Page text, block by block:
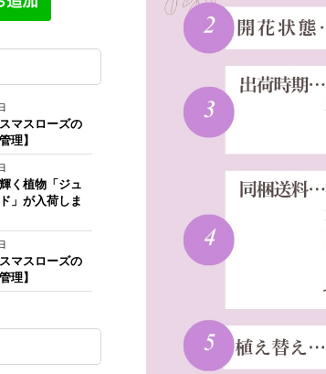
マスローズの
理】
く植物「ジュ
」が入荷しま
マスローズの
理】